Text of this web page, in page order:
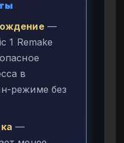
—
1 Remake
в
режиме без
—